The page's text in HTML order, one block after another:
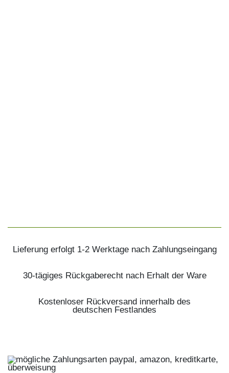
Lieferung erfolgt 1-2 Werktage nach Zahlungseingang
30-tägiges Rückgaberecht nach Erhalt der Ware
Kostenloser Rückversand innerhalb des
deutschen Festlandes